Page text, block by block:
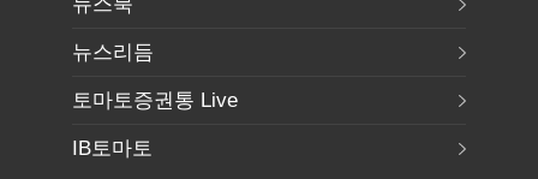
뉴스리듬
토마토증권통 Live
IB토마토